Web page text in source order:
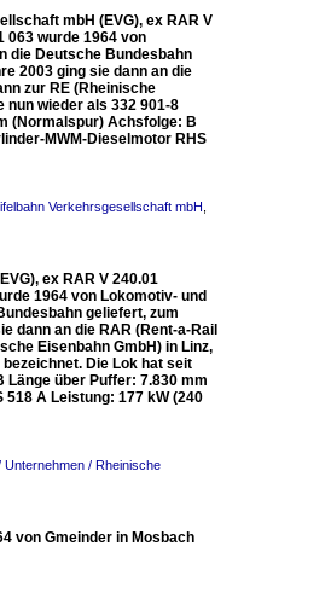
mbH (EVG), ex RAR V
063 wurde 1964 von
die Deutsche Bundesbahn
2003 ging sie dann an die
zur RE (Rheinische
nun wieder als 332 901-8
(Normalspur) Achsfolge: B
MWM-Dieselmotor RHS
Verkehrsgesellschaft mbH
ex RAR V 240.01
1964 von Lokomotiv- und
geliefert, zum
dann an die RAR (Rent-a-Rail
Eisenbahn GmbH) in Linz,
Die Lok hat seit
Länge über Puffer: 7.830 mm
A Leistung: 177 kW (240
Unternehmen / Rheinische
von Gmeinder in Mosbach